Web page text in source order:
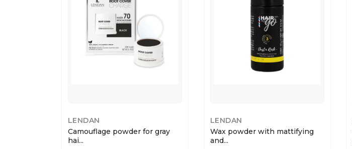
LENDAN
Camouflage powder for gray
hai...
LENDAN
Wax powder with mattifying
and...